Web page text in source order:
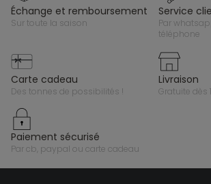
échange et remboursement
sur toute la saison
service
par whatsapp, e-mail ou
téléphone
carte cadeau
des tonnes de possibilités !
livraison
gratuite
paiement sécurisé
par cb, paypal ou carte cadeau